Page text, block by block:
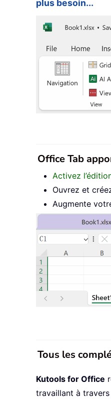
plus besoin...
Office Tab
Activez
Ouvrez et
Augmente
Tous les
Kutools for Office
travaillant à